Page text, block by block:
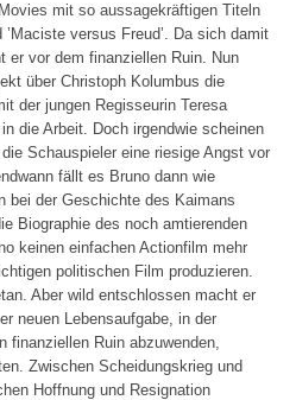
mit so aussagekräftigen Titeln
versus Freud’. Da sich damit
er vor dem finanziellen Ruin. Nun
über Christoph Kolumbus die
der jungen Regisseurin Teresa
die Arbeit. Doch irgendwie scheinen
Schauspieler eine riesige Angst vor
fällt es Bruno dann wie
bei der Geschichte des Kaimans
Biographie des noch amtierenden
keinen einfachen Actionfilm mehr
politischen Film produzieren.
Aber wild entschlossen macht er
neuen Lebensaufgabe, in der
finanziellen Ruin abzuwenden,
Zwischen Scheidungskrieg und
Hoffnung und Resignation